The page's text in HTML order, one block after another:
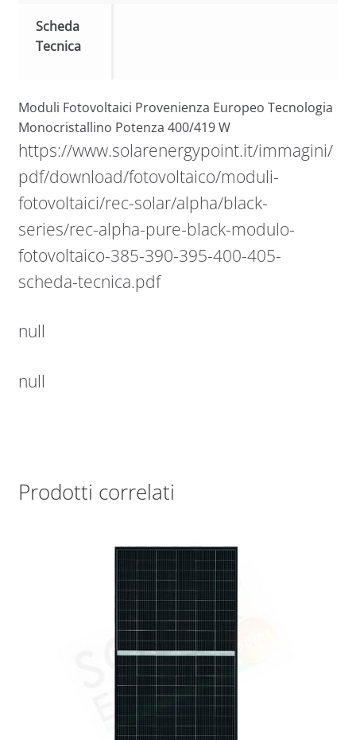
Scheda
Tecnica
Moduli Fotovoltaici Provenienza Europeo Tecnologia
Monocristallino Potenza 400/419 W
https://www.solarenergypoint.it/immagini/
pdf/download/fotovoltaico/moduli-
fotovoltaici/rec-solar/alpha/black-
series/rec-alpha-pure-black-modulo-
fotovoltaico-385-390-395-400-405-
scheda-tecnica.pdf
null
null
Prodotti correlati